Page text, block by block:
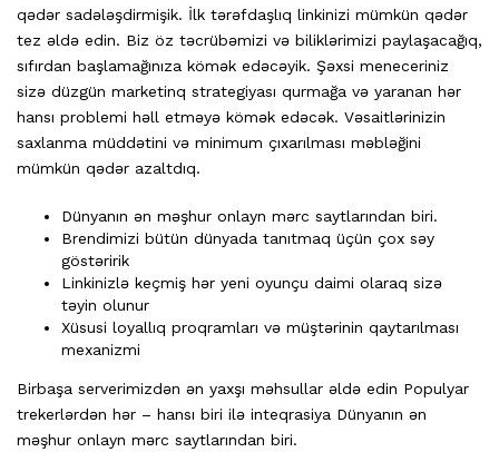
qədər sadələşdirmişik. İlk tərəfdaşlıq linkinizi mümkün qədər
tez əldə edin. Biz öz təcrübəmizi və biliklərimizi paylaşacağıq,
sıfırdan başlamağınıza kömək edəcəyik. Şəxsi meneceriniz
sizə düzgün marketinq strategiyası qurmağa və yaranan hər
hansı problemi həll etməyə kömək edəcək. Vəsaitlərinizin
saxlanma müddətini və minimum çıxarılması məbləğini
mümkün qədər azaltdıq.
Dünyanın ən məşhur onlayn mərc saytlarından biri.
Brendimizi bütün dünyada tanıtmaq üçün çox səy
göstəririk
Linkinizlə keçmiş hər yeni oyunçu daimi olaraq sizə
təyin olunur
Xüsusi loyallıq proqramları və müştərinin qaytarılması
mexanizmi
Birbaşa serverimizdən ən yaxşı məhsullar əldə edin Populyar
trekerlərdən hər – hansı biri ilə inteqrasiya Dünyanın ən
məşhur onlayn mərc saytlarından biri.